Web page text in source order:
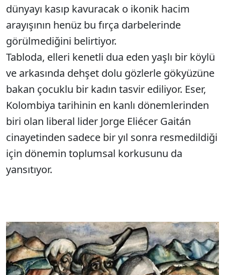
dünyayı kasıp kavuracak o ikonik hacim
arayışının henüz bu fırça darbelerinde
görülmediğini belirtiyor.
Tabloda, elleri kenetli dua eden yaşlı bir köylü
ve arkasında dehşet dolu gözlerle gökyüzüne
bakan çocuklu bir kadın tasvir ediliyor. Eser,
Kolombiya tarihinin en kanlı dönemlerinden
biri olan liberal lider Jorge Eliécer Gaitán
cinayetinden sadece bir yıl sonra resmedildiği
için dönemin toplumsal korkusunu da
yansıtıyor.